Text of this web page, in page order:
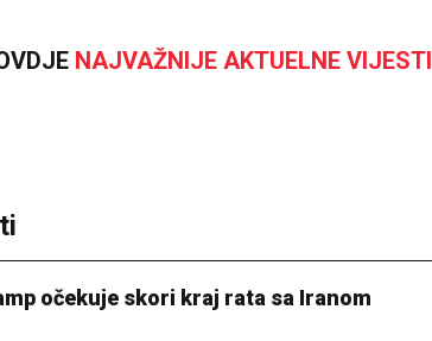
NAJVAŽNIJE AKTUELNE VIJESTI
očekuje skori kraj rata sa Iranom